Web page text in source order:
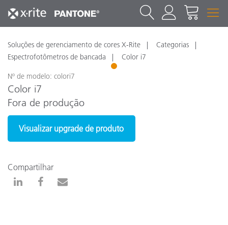
Soluções de gerenciamento de cores X-Rite
Categorias
Espectrofotômetros de bancada
Color i7
1
Nº de modelo: colori7
Color i7
Fora de produção
Visualizar upgrade de produto
Compartilhar